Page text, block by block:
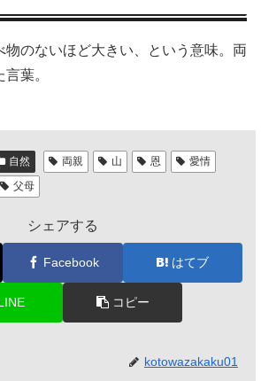
物のないほど大きい、という意味。両
葉。
自然 両親 山 恩
愛情
父母
シェアする
Facebook はてブ
コピー
kotowazakaku01